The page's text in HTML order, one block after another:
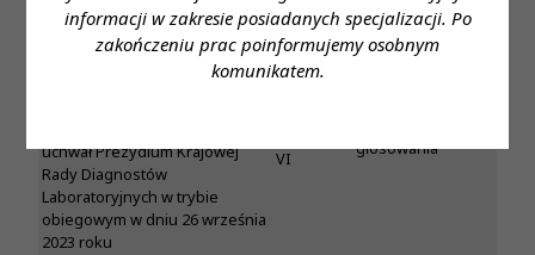
informacji w zakresie posiadanych specjalizacji. Po
zakończeniu prac poinformujemy osobnym
komunikatem.
Uchwała Nr 690-P/VI/2023
Prezydium Krajowej Rady
Diagnostów
Laboratoryjnych z dnia 26
uchwał Prezydium Krajowej
Rady Diagnostów
Laboratoryjnych w trybie
obiegowym w dniu 26 września
2023 roku
VI
głosowania